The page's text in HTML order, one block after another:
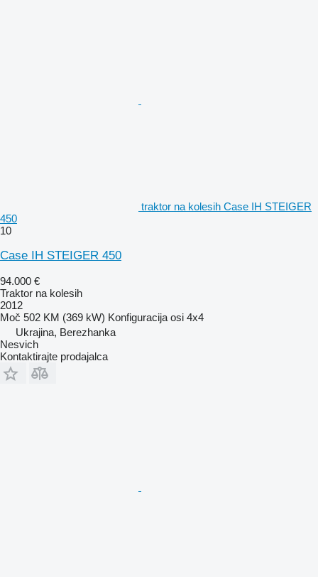
traktor na kolesih Case IH STEIGER
450
10
Case IH STEIGER 450
94.000 €
Traktor na kolesih
2012
Moč 502 KM (369 kW) Konfiguracija osi 4x4
Ukrajina, Berezhanka
Nesvich
Kontaktirajte prodajalca